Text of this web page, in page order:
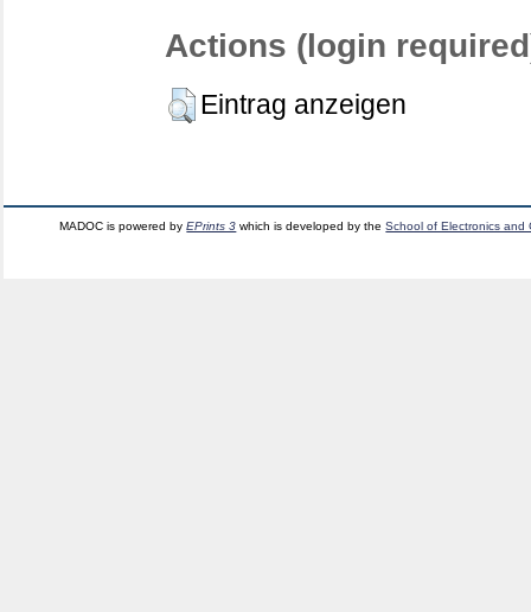
Actions (login
Eintrag anzeigen
MADOC is powered byEPrints 3 which is developed by theSchool of Electronics and